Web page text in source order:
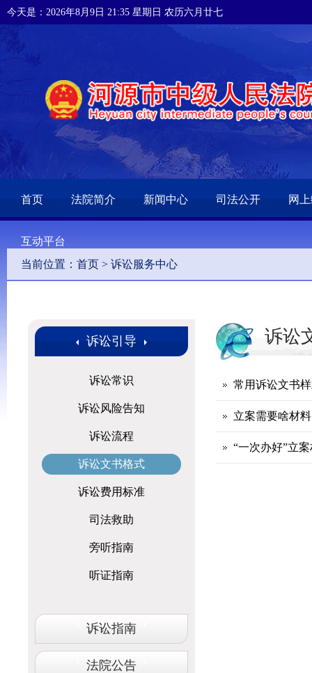
今天是：2026年8月9日 21:35 星期日 农历六月廿七
首页 法院简介 新闻中心 司法公开 网
互动平台
当前位置： 首页 > 诉讼服务中心
诉讼引导
诉讼常识
诉讼风险告知
诉讼流程
诉讼文书格式
诉讼费用标准
司法救助
旁听指南
听证指南
诉讼指南
法院公告
诉讼
常用诉讼文书
立案需要啥材
“一次办好”立